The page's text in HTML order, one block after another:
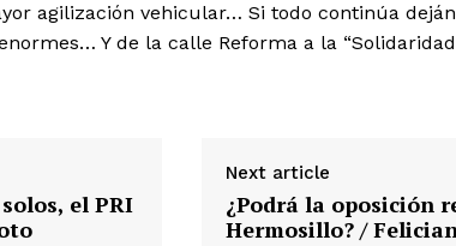
agilización vehicular… Si todo continúa
Y de la calle Reforma a la
el PRI
Next article
¿Podrá la oposición
Hermosillo? /